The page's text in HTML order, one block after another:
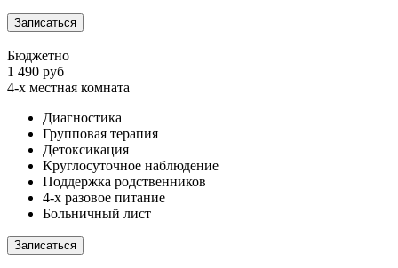
Записаться
Бюджетно
1 490 руб
4-х местная комната
Диагностика
Групповая терапия
Детоксикация
Круглосуточное наблюдение
Поддержка родственников
4-х разовое питание
Больничный лист
Записаться